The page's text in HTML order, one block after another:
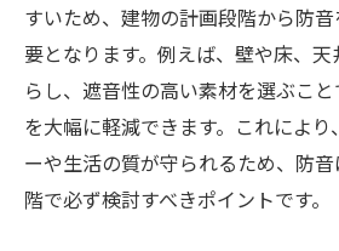
能美市で実践できる建築
建築に活かす地域特性と
能美市の建築防音事例で
費用を抑える建築防音のコツ
建築防音で無駄な費用を
すいため、建物の計画段階から防
要となります。例えば、壁や床、
らし、遮音性の高い素材を選ぶこ
を大幅に軽減できます。これによ
ーや生活の質が守られるため、防
階で必ず検討すべきポイントです。